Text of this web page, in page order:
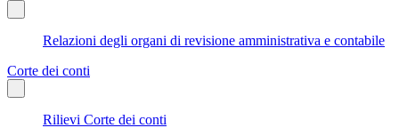
Relazioni degli organi di revisione amministrativa e contabile
Corte dei conti
Rilievi Corte dei conti